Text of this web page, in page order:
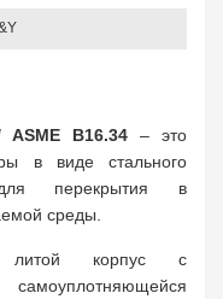
B16.34 – это
в виде стального
для перекрытия в
среды.
литой корпус с